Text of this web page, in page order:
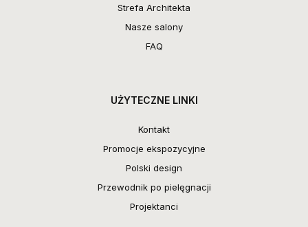
Strefa Architekta
Nasze salony
FAQ
UŻYTECZNE LINKI
Kontakt
Promocje ekspozycyjne
Polski design
Przewodnik po pielęgnacji
Projektanci